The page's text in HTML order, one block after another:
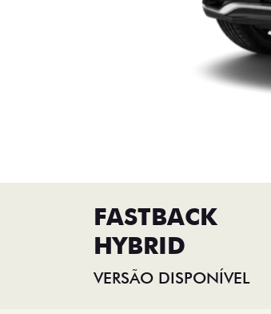
FASTBACK
HYBRID
VERSÃO DISPONÍVEL